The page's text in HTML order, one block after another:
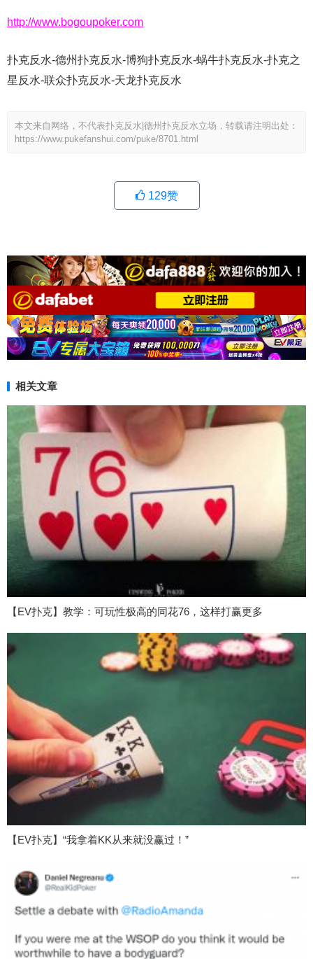
http://www.bogoupoker.com
扑克反水-德州扑克反水-博狗扑克反水-蜗牛扑克反水-扑克之
星反水-联众扑克反水-天龙扑克反水
本文来自网络，不代表扑克反水|德州扑克反水立场，转载请注明出处：
https://www.pukefanshui.com/puke/8701.html
129赞
相关文章
【EV扑克】教学：可玩性极高的同花76，这样打赢更多
【EV扑克】“我拿着KK从来就没赢过！”